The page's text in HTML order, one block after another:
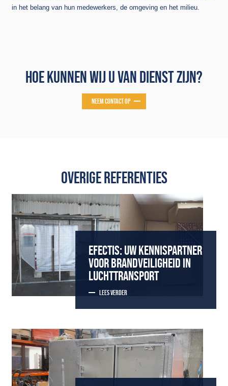
in het belang van hun medewerkers, de omgeving en het milieu.
HOE KUNNEN WIJ U VAN DIENST ZIJN?
NEEM CONTACT OP
OVERIGE REFERENTIES
EFECTIS: UW KENNISPARTNER
VOOR BRANDVEILIGHEID IN
LUCHTTRANSPORT
LEES VERDER